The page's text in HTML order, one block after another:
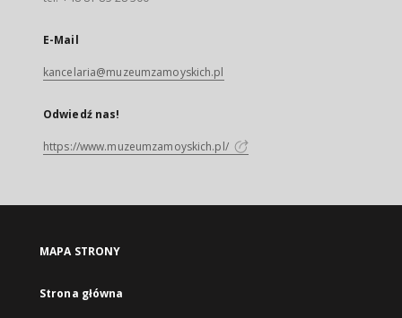
E-Mail
kancelaria@muzeumzamoyskich.pl
Odwiedź nas!
https://www.muzeumzamoyskich.pl/
MAPA STRONY
Strona główna